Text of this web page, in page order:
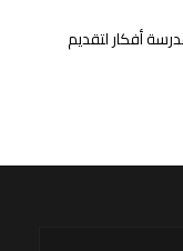
أفكار لتقديم